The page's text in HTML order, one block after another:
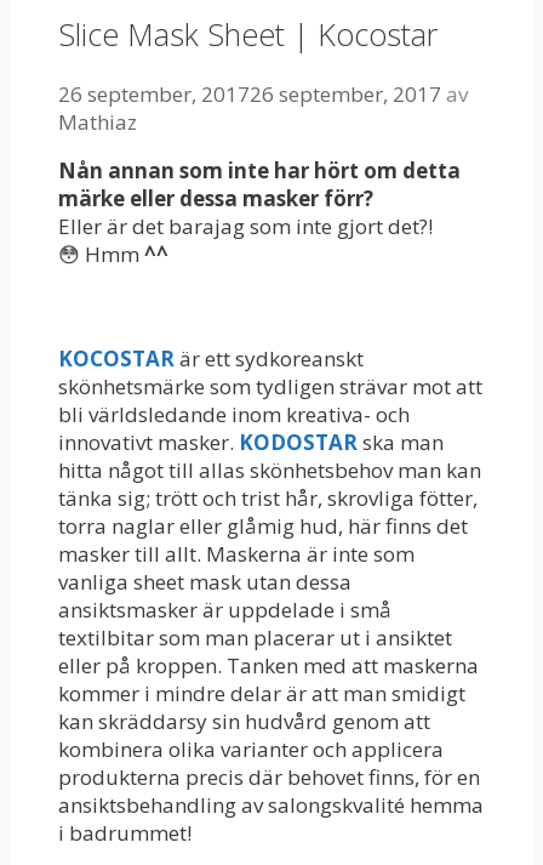
Slice Mask Sheet | Kocostar
26 september, 201726 september, 2017 av
Mathiaz
Nån annan som inte har hört om detta
märke eller dessa masker förr?
Eller är det barajag som inte gjort det?!
😳 Hmm ^^
KOCOSTAR är ett sydkoreanskt
skönhetsmärke som tydligen strävar mot att
bli världsledande inom kreativa- och
innovativt masker. KODOSTAR ska man
hitta något till allas skönhetsbehov man kan
tänka sig; trött och trist hår, skrovliga fötter,
torra naglar eller glåmig hud, här finns det
masker till allt. Maskerna är inte som
vanliga sheet mask utan dessa
ansiktsmasker är uppdelade i små
textilbitar som man placerar ut i ansiktet
eller på kroppen. Tanken med att maskerna
kommer i mindre delar är att man smidigt
kan skräddarsy sin hudvård genom att
kombinera olika varianter och applicera
produkterna precis där behovet finns, för en
ansiktsbehandling av salongskvalité hemma
i badrummet!